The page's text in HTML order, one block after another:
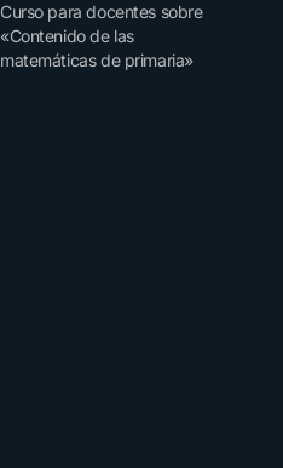
Curso para docentes sobre
«Contenido de las
matemáticas de primaria»